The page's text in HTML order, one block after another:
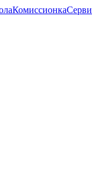
Комиссионка